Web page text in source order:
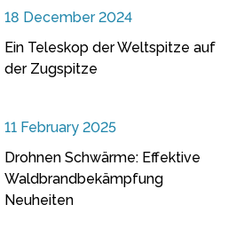
18 December 2024
Ein Teleskop der Weltspitze auf
der Zugspitze
11 February 2025
Drohnen Schwärme: Effektive
Waldbrandbekämpfung
Neuheiten